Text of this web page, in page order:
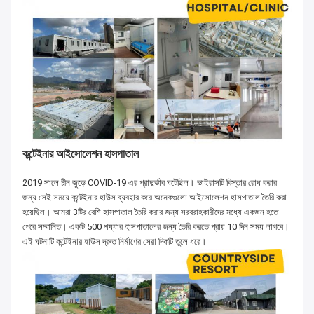
কন্টেইনার আইসোলেশন হাসপাতাল
2019 সালে চীন জুড়ে COVID-19 এর প্রাদুর্ভাব ঘটেছিল। ভাইরাসটি বিস্তার রোধ করার
জন্য সেই সময়ে কন্টেইনার হাউস ব্যবহার করে অনেকগুলো আইসোলেশন হাসপাতাল তৈরি করা
হয়েছিল। আমরা 3টির বেশি হাসপাতাল তৈরি করার জন্য সরবরাহকারীদের মধ্যে একজন হতে
পেরে সম্মানিত। একটি 500 শয্যার হাসপাতালের জন্য তৈরি করতে প্রায় 10 দিন সময় লাগবে।
এই ঘটনাটি কন্টেইনার হাউস দ্রুত নির্মাণের সেরা দিকটি তুলে ধরে।